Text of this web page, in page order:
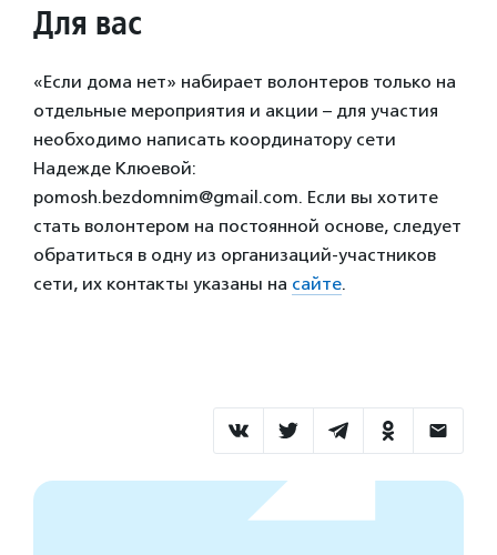
Для вас
«Если дома нет» набирает волонтеров только на
отдельные мероприятия и акции – для участия
необходимо написать координатору сети
Надежде Клюевой:
pomosh.bezdomnim@gmail.com. Если вы хотите
стать волонтером на постоянной основе, следует
обратиться в одну из организаций-участников
сети, их контакты указаны на сайте.